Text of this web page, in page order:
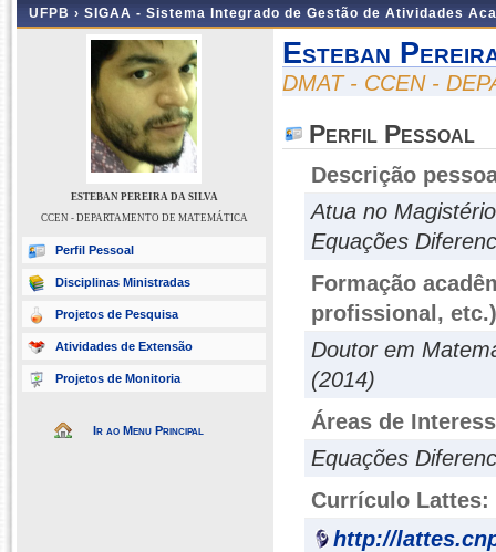
UFPB › SIGAA - Sistema Integrado de Gestão de Atividades
ESTEBAN PEREIRA DA SILVA
CCEN - DEPARTAMENTO DE MATEMÁTICA
Perfil Pessoal
Disciplinas Ministradas
Projetos de Pesquisa
Atividades de Extensão
Projetos de Monitoria
Ir ao Menu Principal
Esteban
DMAT - CCEN -
Perfil Pessoal
Descrição
Atua no
Equações
Formação
profissional, etc.)
Doutor em
(2014)
Áreas de
Equações
Currículo Lattes:
http://